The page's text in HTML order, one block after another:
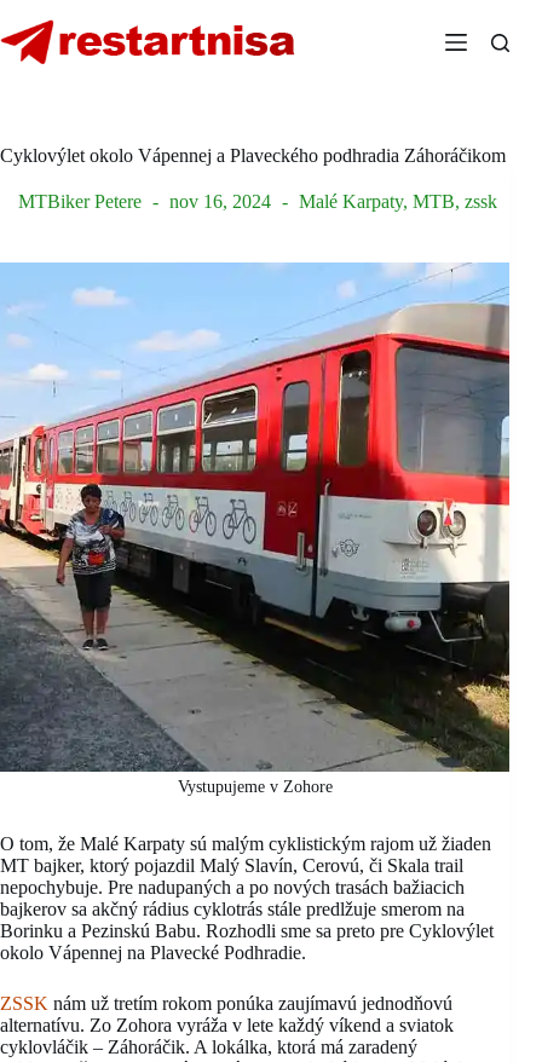
to
content
Cyklovýlet okolo Vápennej a Plaveckého podhradia Záhoráčikom
MTBiker Petere nov 16, 2024 Malé Karpaty, MTB, zssk
Vystupujeme v Zohore
O tom, že Malé Karpaty sú malým cyklistickým rajom už žiaden
MT bajker, ktorý pojazdil Malý Slavín, Cerovú, či Skala trail
nepochybuje. Pre nadupaných a po nových trasách bažiacich
bajkerov sa akčný rádius cyklotrás stále predlžuje smerom na
Borinku a Pezinskú Babu. Rozhodli sme sa preto pre Cyklovýlet
okolo Vápennej na Plavecké Podhradie.
ZSSK nám už tretím rokom ponúka zaujímavú jednodňovú
alternatívu. Zo Zohora vyráža v lete každý víkend a sviatok
cyklovláčik – Záhoráčik. A lokálka, ktorá má zaradený